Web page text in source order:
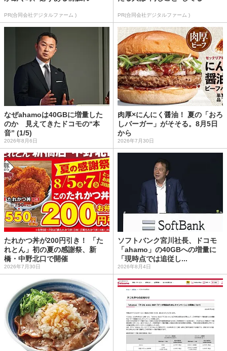
PR(合同会社デジタルファーム ) PR(合同会社デジタルファーム )
なぜahamoは40GBに増量した
のか 見えてきたドコモの“本
音” (1/5)
2026年8月6日
肉厚×にんにく醤油！ 夏の「おろ
しバーガー」がそそる。8月5日
から
2026年7月30日
たれかつ丼が200円引き！ 「た
れとん」初の夏の感謝祭、新
橋・中野北口で開催
2026年7月30日
ソフトバンク宮川社長、ドコモ
「ahamo」の40GBへの増量に
「現時点では追従し...
2026年8月4日